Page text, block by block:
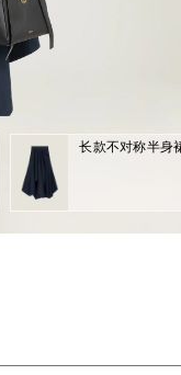
长款不对称半身